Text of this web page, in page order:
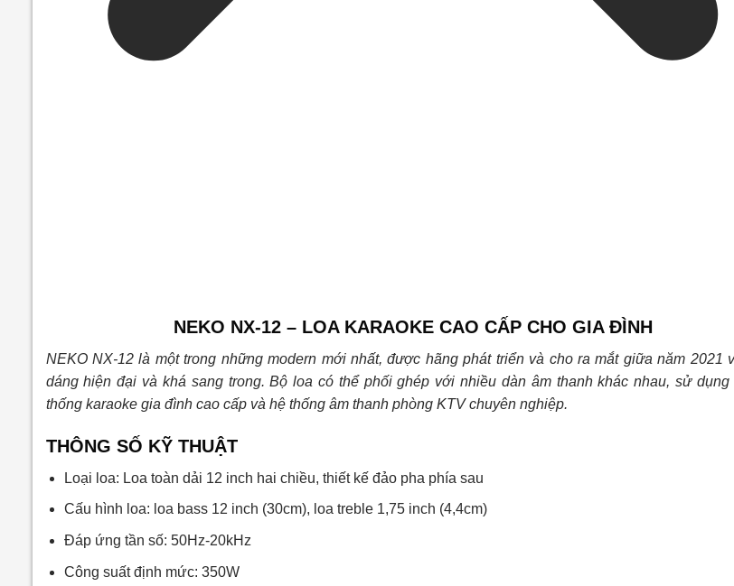
NEKO NX-12 – LOA KARAOKE CAO CẤP CHO GIA ĐÌNH
NEKO NX-12 là một trong những modern mới nhất, được hãng phát triển và cho ra mắt giữa năm 2021
dáng hiện đại và khá sang trong. Bộ loa có thể phối ghép với nhiều dàn âm thanh khác nhau, sử dụng
thống karaoke gia đình cao cấp và hệ thống âm thanh phòng KTV chuyên nghiệp.
THÔNG SỐ KỸ THUẬT
Loại loa: Loa toàn dải 12 inch hai chiều, thiết kế đảo pha phía sau
Cấu hình loa: loa bass 12 inch (30cm), loa treble 1,75 inch (4,4cm)
Đáp ứng tần số: 50Hz-20kHz
Công suất định mức: 350W